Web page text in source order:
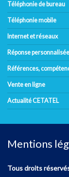
Téléphonie de bureau
Téléphonie mobile
Internet et réseaux
Réponse personnalisée
Références,
Vente en ligne
Actualité CETATEL
Mentions
Tous droits